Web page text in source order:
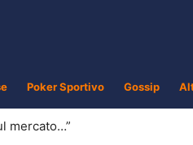
Poker Sportivo Gossip
mercato…”